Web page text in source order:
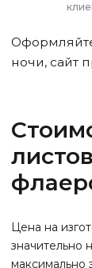
ночи, сайт
Цена на
значительно
максимально